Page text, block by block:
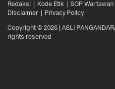
Redaksi Kode Etik SOP Wartawan
Disclaimer
Privacy Policy
Copyright © 2026 | ASLI
rights reserved